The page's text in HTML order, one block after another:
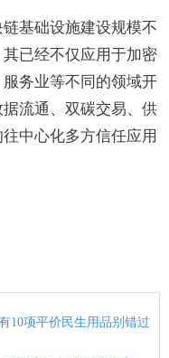
基础设施建设规模不
已经不仅应用于加密
务业等不同的领域开
流通、双碳交易、供
中心化多方信任应用
10项平价民生用品别错过